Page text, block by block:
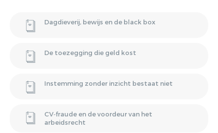
Dagdieverij, bewijs en de black box
De toezegging die geld kost
Instemming zonder inzicht bestaat niet
CV‑fraude en de voordeur van het
arbeidsrecht
erat, quis ultricies ex. Cras placerat